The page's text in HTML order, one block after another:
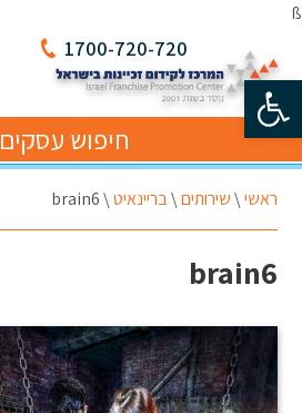
פתח סרגל נגישות
ß
1700-720-720
חיפוש עסקים
ראשי\שירותים\בריינאיט\
brain6
brain6